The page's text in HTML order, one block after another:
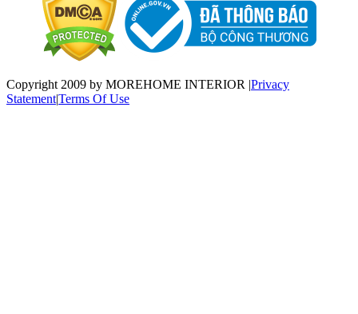
Copyright 2009 by MOREHOME INTERIOR |Privacy
Statement|Terms Of Use